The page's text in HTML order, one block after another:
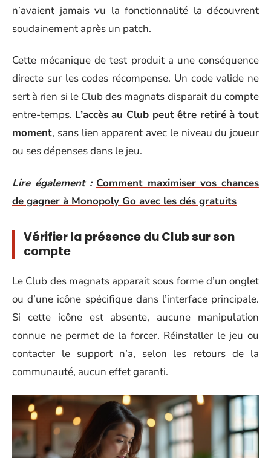
n’avaient jamais vu la fonctionnalité la découvrent
soudainement après un patch.
Cette mécanique de test produit a une conséquence
directe sur les codes récompense. Un code valide ne
sert à rien si le Club des magnats disparait du compte
entre-temps. L’accès au Club peut être retiré à tout
moment, sans lien apparent avec le niveau du joueur
ou ses dépenses dans le jeu.
Lire également : Comment maximiser vos chances
de gagner à Monopoly Go avec les dés gratuits
Vérifier la présence du Club sur son
compte
Le Club des magnats apparait sous forme d’un onglet
ou d’une icône spécifique dans l’interface principale.
Si cette icône est absente, aucune manipulation
connue ne permet de la forcer. Réinstaller le jeu ou
contacter le support n’a, selon les retours de la
communauté, aucun effet garanti.